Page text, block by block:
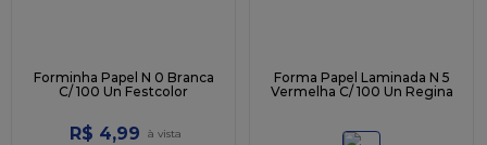
Forminha Papel N 0 Branca
C/ 100 Un Festcolor
R$ 4,99
Forma Papel Laminada N 5
Vermelha C/ 100 Un Regina